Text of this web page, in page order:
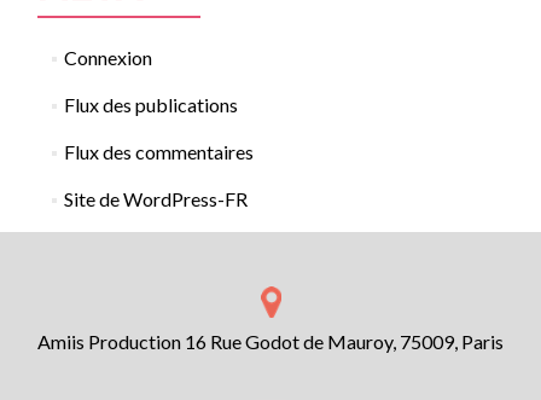
Connexion
Flux des publications
Flux des commentaires
Site de WordPress-FR
Amiis Production 16 Rue Godot de Mauroy, 75009, Paris